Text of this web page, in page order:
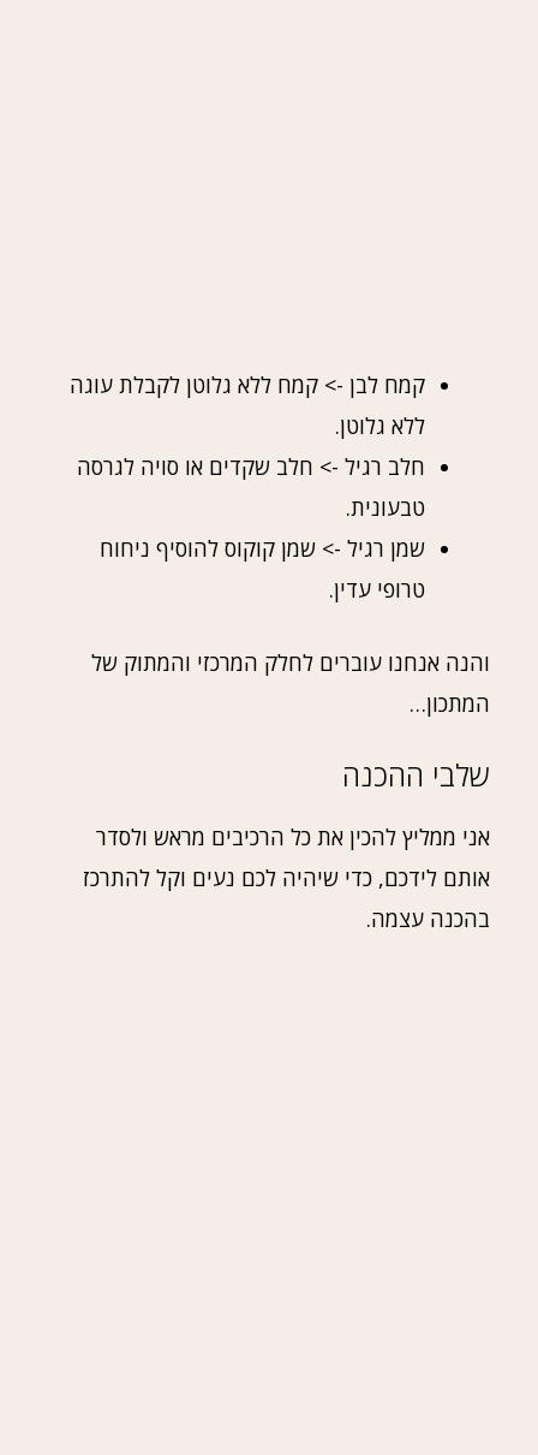
קמח לבן -> קמח ללא גלוטן לקבלת עוגה
ללא גלוטן.
חלב רגיל -> חלב שקדים או סויה לגרסה
טבעונית.
שמן רגיל -> שמן קוקוס להוסיף ניחוח
טרופי עדין.
והנה אנחנו עוברים לחלק המרכזי והמתוק של
המתכון…
שלבי ההכנה
אני ממליץ להכין את כל הרכיבים מראש ולסדר
אותם לידכם, כדי שיהיה לכם נעים וקל להתרכז
בהכנה עצמה.